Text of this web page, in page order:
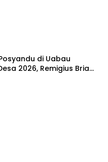
di Uabau
2026, Remigius Bria
dengan Libatkan